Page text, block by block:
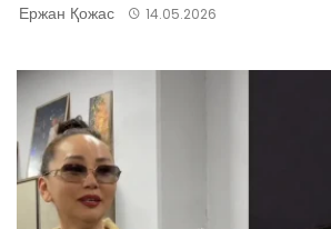
Ержан Қожас 14.05.2026